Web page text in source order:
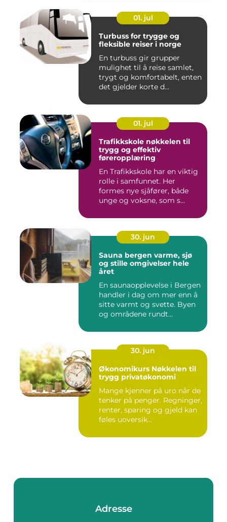
01. jul
Turbuss for trygge og
fleksible reiser i norge
En turbuss gir grupper
mulighet til å reise samlet,
trygt og komfortabelt, enten
det gjelder korte d...
01. jul
Trafikkskole nøkkelen til
trygg og effektiv
føreropplæring
En Trafikkskole har en viktig
rolle i samfunnet. Her
formes nye sjåfører, både
unge og voksne, som s...
30. jun
Sauna bergen varme, sjø
og stille omgivelser hele
året
En saunaopplevelse i Bergen
handler i dag om mer enn å
sitte varmt og svette. Byen
og områdene rundt...
30. jun
Økonomikurs Nøkkelen til
trygg privatøkonomi
Mange kjenner på uro når de
tenker på penger. Regninger,
renter, sparing og gjeld kan
føles uoversik...
Adresse